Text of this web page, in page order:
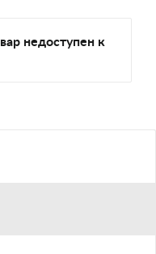
недоступен к